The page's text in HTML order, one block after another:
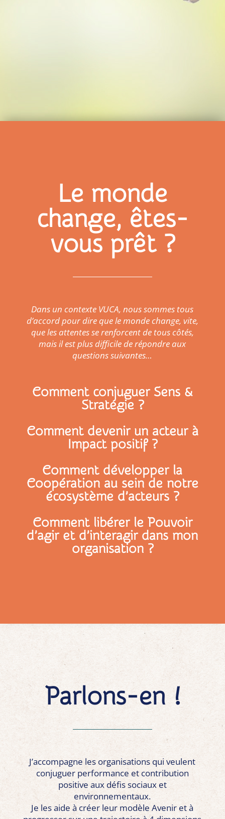
Le monde
change, êtes-
vous prêt ?
Dans un contexte VUCA, nous sommes tous
d’accord pour dire que le monde change, vite,
que les attentes se renforcent de tous côtés,
mais il est plus difficile de répondre aux
questions suivantes…
Comment conjuguer Sens &
Stratégie ?
Comment devenir un acteur à
Impact positif ?
Comment développer la
Coopération au sein de notre
écosystème d’acteurs ?
Comment libérer le Pouvoir
d’agir et d’interagir dans mon
organisation ?
Parlons-en !
J’accompagne les organisations qui veulent
conjuguer performance et contribution
positive aux défis sociaux et
environnementaux.
Je les aide à créer leur modèle Avenir et à